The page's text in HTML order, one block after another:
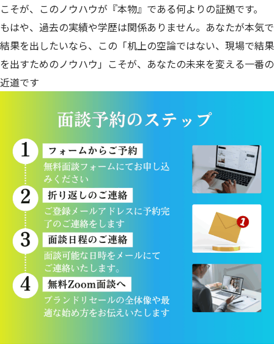
こそが、このノウハウが『本物』である何よりの証拠です。
もはや、過去の実績や学歴は関係ありません。あなたが本気で
結果を出したいなら、この「机上の空論ではない、現場で結果
を出すためのノウハウ」こそが、あなたの未来を変える一番の
近道です